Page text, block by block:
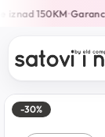
iznad 150KM•
-30%